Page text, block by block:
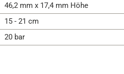
46,2 mm x 17,4 mm Höhe
15 - 21 cm
20 bar